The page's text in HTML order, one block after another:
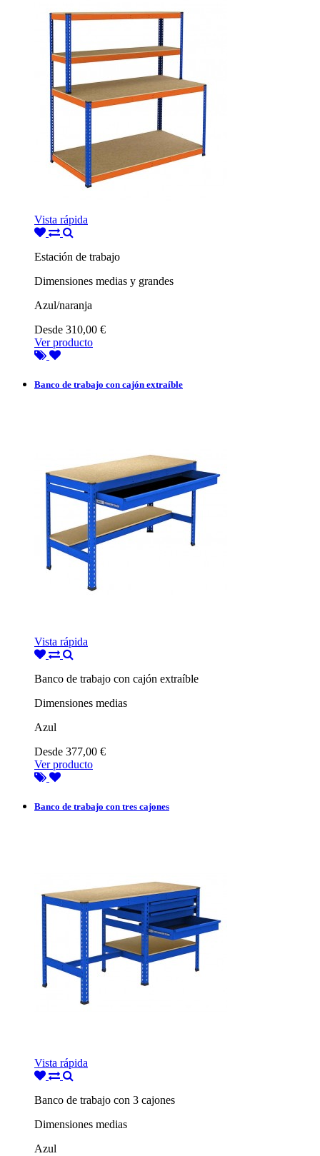
Vista rápida
Estación de trabajo
Dimensiones medias y grandes
Azul/naranja
Desde 310,00 €
Ver producto
Banco de trabajo con cajón extraíble
Vista rápida
Banco de trabajo con cajón extraíble
Dimensiones medias
Azul
Desde 377,00 €
Ver producto
Banco de trabajo con tres cajones
Vista rápida
Banco de trabajo con 3 cajones
Dimensiones medias
Azul